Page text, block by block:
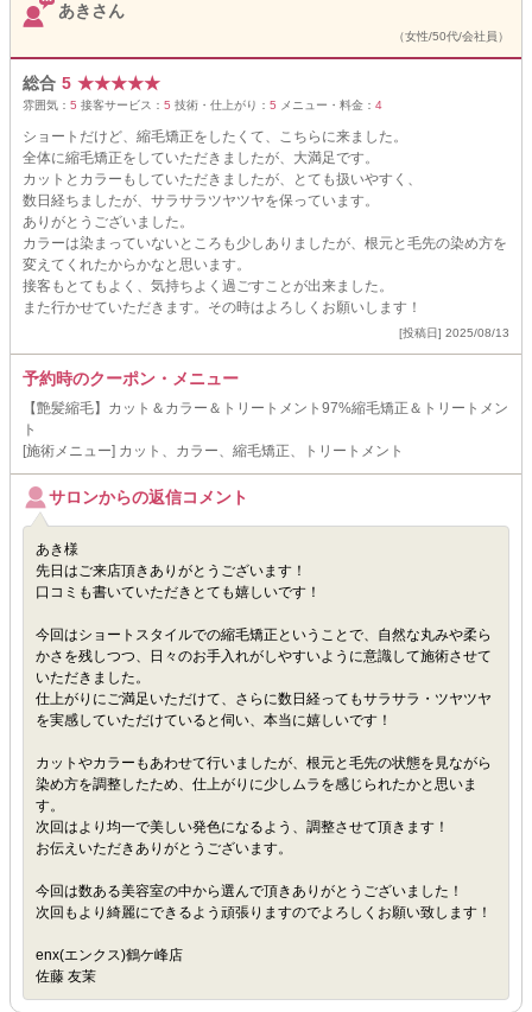
あきさん
（女性/50代/会社員）
総合 5 ★★★★★
雰囲気： 5 接客サービス： 5 技術・仕上がり： 5 メニュー・料金： 4
ショートだけど、縮毛矯正をしたくて、こちらに来ました。
全体に縮毛矯正をしていただきましたが、大満足です。
カットとカラーもしていただきましたが、とても扱いやすく、
数日経ちましたが、サラサラツヤツヤを保っています。
ありがとうございました。
カラーは染まっていないところも少しありましたが、根元と毛先の染め方を
変えてくれたからかなと思います。
接客もとてもよく、気持ちよく過ごすことが出来ました。
また行かせていただきます。その時はよろしくお願いします！
[投稿日] 2025/08/13
予約時のクーポン・メニュー
【艶髪縮毛】カット＆カラー＆トリートメント97%縮毛矯正＆トリートメン
ト
[施術メニュー] カット、カラー、縮毛矯正、トリートメント
サロンからの返信コメント
あき様
先日はご来店頂きありがとうございます！
口コミも書いていただきとても嬉しいです！
今回はショートスタイルでの縮毛矯正ということで、自然な丸みや柔ら
かさを残しつつ、日々のお手入れがしやすいように意識して施術させて
いただきました。
仕上がりにご満足いただけて、さらに数日経ってもサラサラ・ツヤツヤ
を実感していただけていると伺い、本当に嬉しいです！
カットやカラーもあわせて行いましたが、根元と毛先の状態を見ながら
染め方を調整したため、仕上がりに少しムラを感じられたかと思いま
す。
次回はより均一で美しい発色になるよう、調整させて頂きます！
お伝えいただきありがとうございます。
今回は数ある美容室の中から選んで頂きありがとうございました！
次回もより綺麗にできるよう頑張りますのでよろしくお願い致します！
enx(エンクス)鶴ケ峰店
佐藤 友茉